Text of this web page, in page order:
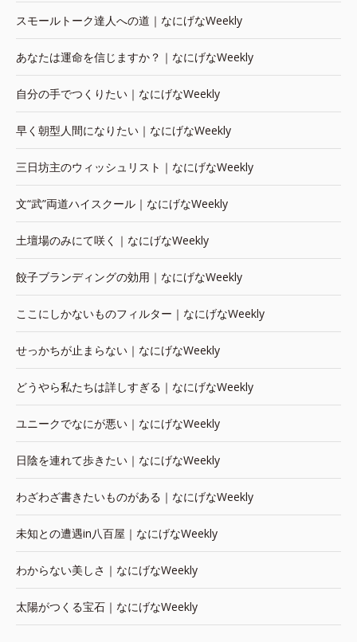
スモールトーク達人への道｜なにげなWeekly
あなたは運命を信じますか？｜なにげなWeekly
自分の手でつくりたい｜なにげなWeekly
早く朝型人間になりたい｜なにげなWeekly
三日坊主のウィッシュリスト｜なにげなWeekly
文“武”両道ハイスクール｜なにげなWeekly
土壇場のみにて咲く｜なにげなWeekly
餃子ブランディングの効用｜なにげなWeekly
ここにしかないものフィルター｜なにげなWeekly
せっかちが止まらない｜なにげなWeekly
どうやら私たちは詳しすぎる｜なにげなWeekly
ユニークでなにが悪い｜なにげなWeekly
日陰を連れて歩きたい｜なにげなWeekly
わざわざ書きたいものがある｜なにげなWeekly
未知との遭遇in八百屋｜なにげなWeekly
わからない美しさ｜なにげなWeekly
太陽がつくる宝石｜なにげなWeekly